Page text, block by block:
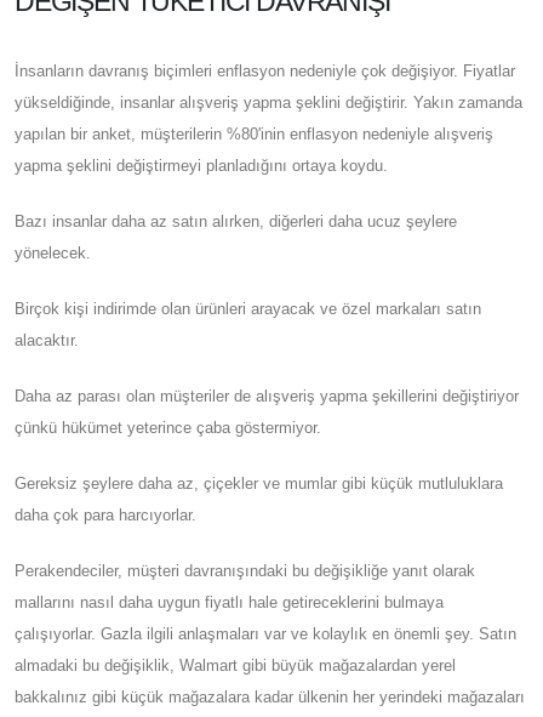
İnsanların davranış biçimleri enflasyon nedeniyle çok değişiyor. Fiyatlar
yükseldiğinde, insanlar alışveriş yapma şeklini değiştirir. Yakın zamanda
yapılan bir anket, müşterilerin %80'inin enflasyon nedeniyle alışveriş
yapma şeklini değiştirmeyi planladığını ortaya koydu.
Bazı insanlar daha az satın alırken, diğerleri daha ucuz şeylere
yönelecek.
Birçok kişi indirimde olan ürünleri arayacak ve özel markaları satın
alacaktır.
Daha az parası olan müşteriler de alışveriş yapma şekillerini değiştiriyor
çünkü hükümet yeterince çaba göstermiyor.
Gereksiz şeylere daha az, çiçekler ve mumlar gibi küçük mutluluklara
daha çok para harcıyorlar.
Perakendeciler, müşteri davranışındaki bu değişikliğe yanıt olarak
mallarını nasıl daha uygun fiyatlı hale getireceklerini bulmaya
çalışıyorlar. Gazla ilgili anlaşmaları var ve kolaylık en önemli şey. Satın
almadaki bu değişiklik, Walmart gibi büyük mağazalardan yerel
bakkalınız gibi küçük mağazalara kadar ülkenin her yerindeki mağazaları